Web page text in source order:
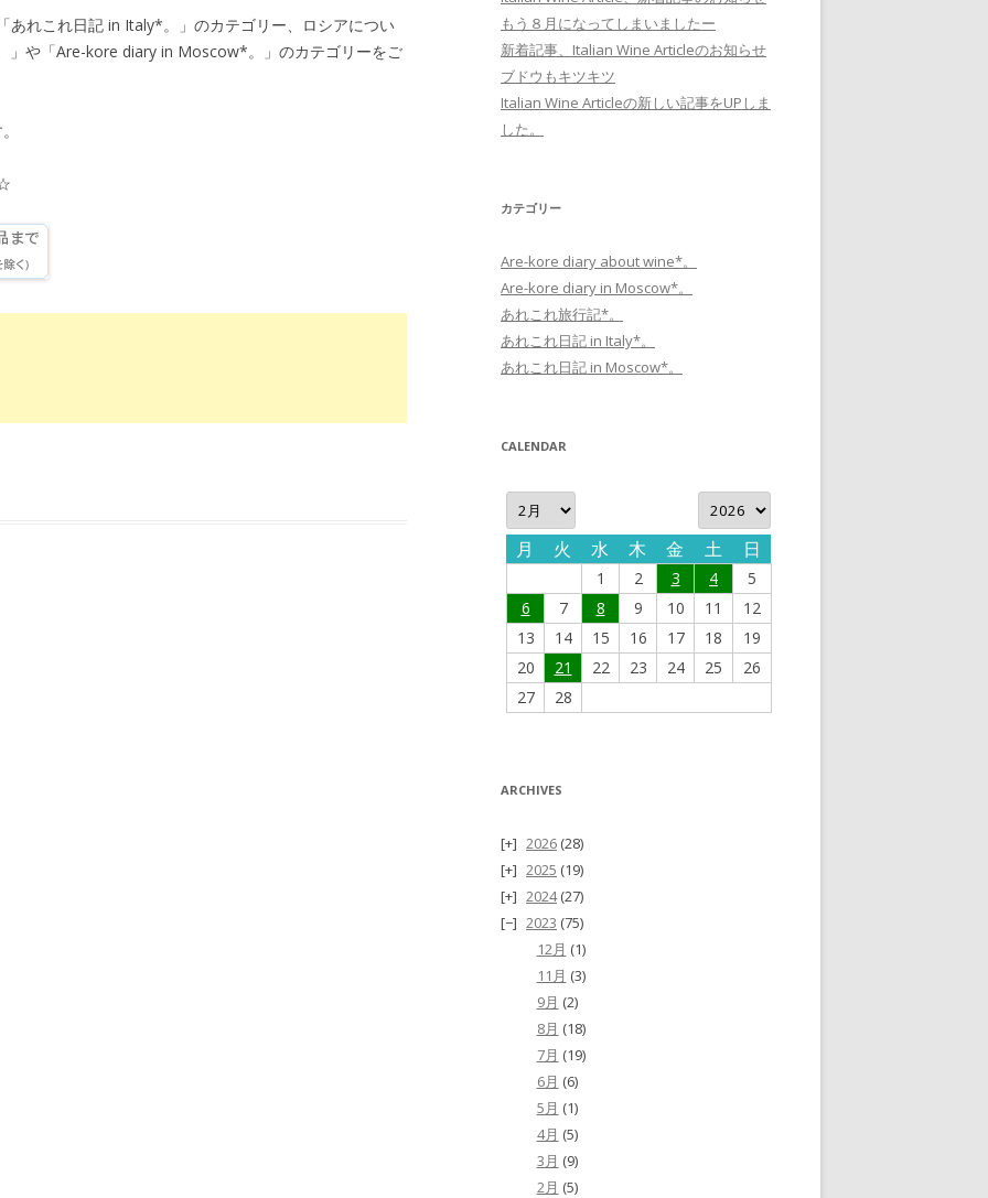
あれこれ日記 in Italy*。」のカテゴリー、ロシアについ
」や「Are-kore diary in Moscow*。」のカテゴリーをご
もう８月になってしまいましたー
新着記事、Italian Wine Articleのお知らせ
ブドウもキツキツ
Italian Wine Articleの新しい記事をUPしま
した。
カテゴリー
Are-kore diary about wine*。
Are-kore diary in Moscow*。
あれこれ旅行記*。
あれこれ日記 in Italy*。
あれこれ日記 in Moscow*。
CALENDAR
月 火 水 木 金 土 日
1 2 3 4
5
6
7 8 9 10 11
12
13
14 15 16 17 18
19
20
21 22 23 24 25
26
27
28
ARCHIVES
2026 (28)
2025 (19)
2024(27)
2023 (75)
12月 (1)
11月 (3)
9月 (2)
8月 (18)
7月 (19)
6月 (6)
5月 (1)
4月 (5)
3月 (9)
2月 (5)